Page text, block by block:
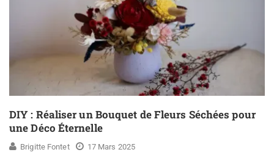
DIY : Réaliser un Bouquet de Fleurs Séchées pour
une Déco Éternelle
Brigitte Fontet 17 Mars 2025